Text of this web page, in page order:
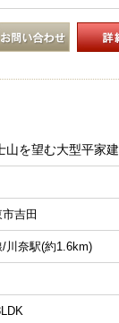
山を望む大型平家建
吉田
川奈駅(約1.6km)